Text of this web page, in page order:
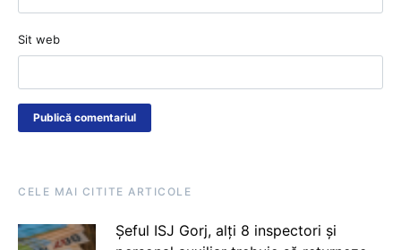
Sit web
CELE MAI CITITE ARTICOLE
Șeful ISJ Gorj, alți 8 inspectori și